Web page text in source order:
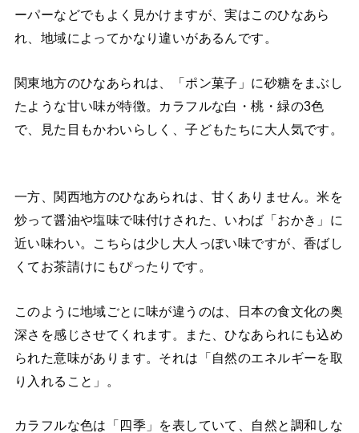
ーパーなどでもよく見かけますが、実はこのひなあら
れ、地域によってかなり違いがあるんです。
関東地方のひなあられは、「ポン菓子」に砂糖をまぶし
たような甘い味が特徴。カラフルな白・桃・緑の3色
で、見た目もかわいらしく、子どもたちに大人気です。
一方、関西地方のひなあられは、甘くありません。米を
炒って醤油や塩味で味付けされた、いわば「おかき」に
近い味わい。こちらは少し大人っぽい味ですが、香ばし
くてお茶請けにもぴったりです。
このように地域ごとに味が違うのは、日本の食文化の奥
深さを感じさせてくれます。また、ひなあられにも込め
られた意味があります。それは「自然のエネルギーを取
り入れること」。
カラフルな色は「四季」を表していて、自然と調和しな